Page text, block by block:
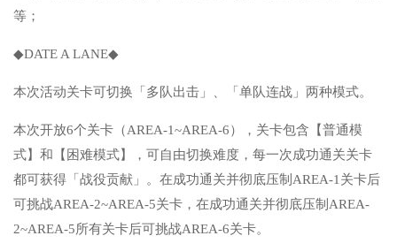
等；
◆DATE A LANE◆
本次活动关卡可切换「多队出击」、「单队连战」两种模式。
本次开放6个关卡（AREA-1~AREA-6），关卡包含【普通模
式】和【困难模式】，可自由切换难度，每一次成功通关关卡
都可获得「战役贡献」。在成功通关并彻底压制AREA-1关卡后
可挑战AREA-2~AREA-5关卡，在成功通关并彻底压制AREA-
2~AREA-5所有关卡后可挑战AREA-6关卡。